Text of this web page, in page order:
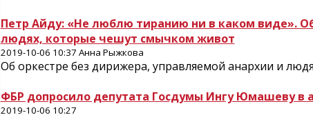
Петр Айду: «Не люблю тиранию ни в каком виде».
людях, которые чешут смычком живот
2019-10-06 10:37 Анна Рыжкова
Об оркестре без дирижера, управляемой анархии и
ФБР допросило депутата Госдумы Ингу Юмашеву в
2019-10-06 10:27